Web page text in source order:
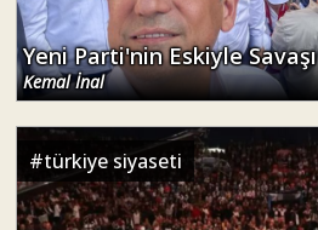
Yeni Parti'nin Eskiyle Savaşı
Kemal İnal
#türkiye siyaseti